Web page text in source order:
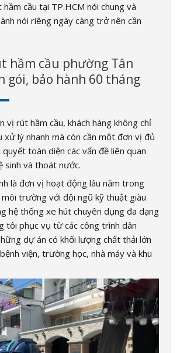
hầm cầu tại TP.HCM nói chung và
nói riêng ngày càng trở nên cần
hầm cầu phường Tân
gói, bảo hành 60 tháng
vị rút hầm cầu, khách hàng không chỉ
xử lý nhanh mà còn cần một đơn vị đủ
toàn diện các vấn đề liên quan
sinh và thoát nước.
là đơn vị hoạt động lâu năm trong
trường với đội ngũ kỹ thuật giàu
hệ thống xe hút chuyên dụng đa dạng
tôi phục vụ từ các công trình dân
dự án có khối lượng chất thải lớn
viện, trường học, nhà máy và khu